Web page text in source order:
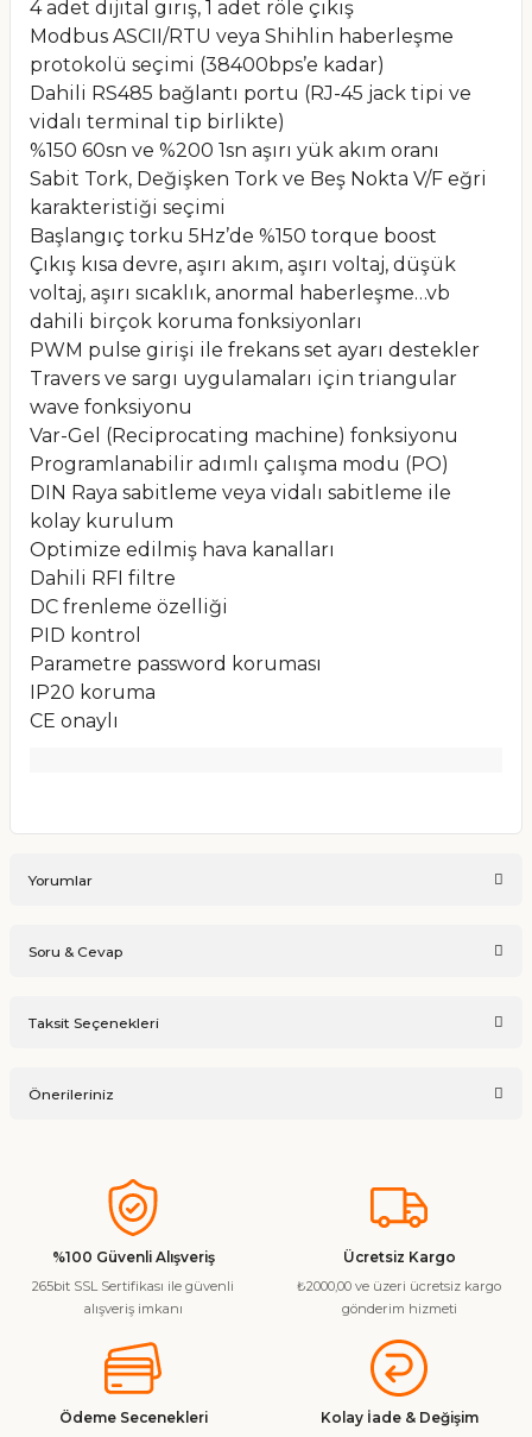
4 adet dijital giriş, 1 adet röle çıkış
Modbus ASCII/RTU veya Shihlin haberleşme
protokolü seçimi (38400bps’e kadar)
Dahili RS485 bağlantı portu (RJ-45 jack tipi ve
vidalı terminal tip birlikte)
%150 60sn ve %200 1sn aşırı yük akım oranı
Sabit Tork, Değişken Tork ve Beş Nokta V/F eğri
karakteristiği seçimi
Başlangıç torku 5Hz’de %150 torque boost
Çıkış kısa devre, aşırı akım, aşırı voltaj, düşük
voltaj, aşırı sıcaklık, anormal haberleşme…vb
dahili birçok koruma fonksiyonları
PWM pulse girişi ile frekans set ayarı destekler
Travers ve sargı uygulamaları için triangular
wave fonksiyonu
Var-Gel (Reciprocating machine) fonksiyonu
Programlanabilir adımlı çalışma modu (PO)
DIN Raya sabitleme veya vidalı sabitleme ile
kolay kurulum
Optimize edilmiş hava kanalları
Dahili RFI filtre
DC frenleme özelliği
PID kontrol
Parametre password koruması
IP20 koruma
CE onaylı
Yorumlar
Soru & Cevap
Taksit Seçenekleri
Önerileriniz
konularda yetersiz gördüğünüz noktaları öneri formunu
kullanarak tarafımıza iletebilirsiniz.
Görüş ve önerileriniz için teşekkür ederiz.
Ürün resmi kalitesiz, bozuk veya görüntülenemiyor.
Ürün bilgilerinde hatalar bulunuyor.
Ürün fiyatı diğer sitelerden daha pahalı.
%100 Güvenli Alışveriş
265bit SSL Sertifikası ile güvenli
alışveriş imkanı
Ücretsiz Kargo
₺2000,00 ve üzeri ücretsiz kargo
gönderim hizmeti
Ödeme Secenekleri Kolay İade & Değişim